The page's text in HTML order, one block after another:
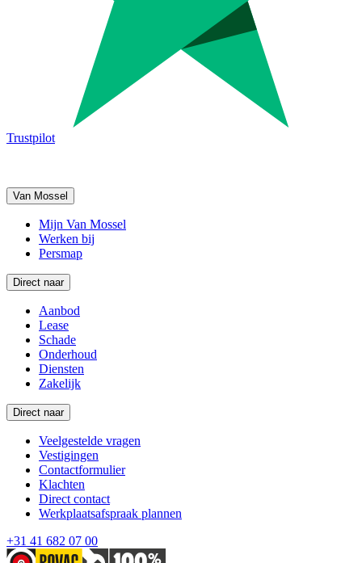
Trustpilot
Van Mossel
Mijn Van Mossel
Werken bij
Persmap
Direct naar
Aanbod
Lease
Schade
Onderhoud
Diensten
Zakelijk
Direct naar
Veelgestelde vragen
Vestigingen
Contactformulier
Klachten
Direct contact
Werkplaatsafspraak plannen
+31 41 682 07 00